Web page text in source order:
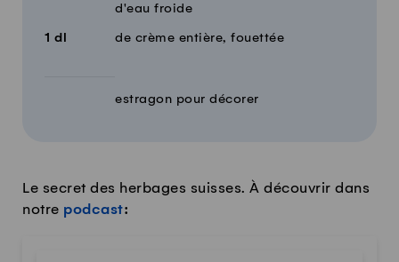
d'eau froide
1 dl de crème entière, fouettée
estragon pour décorer
Le secret des herbages suisses. À découvrir dans
notre podcast: